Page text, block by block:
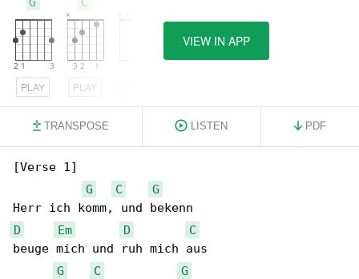
PLAY PLAY
VIEW IN APP
TRANSPOSE LISTEN PDF
[Verse 1]
G
C
G
D
Em D
C
beuge mich und ruh mich aus
G
C
G